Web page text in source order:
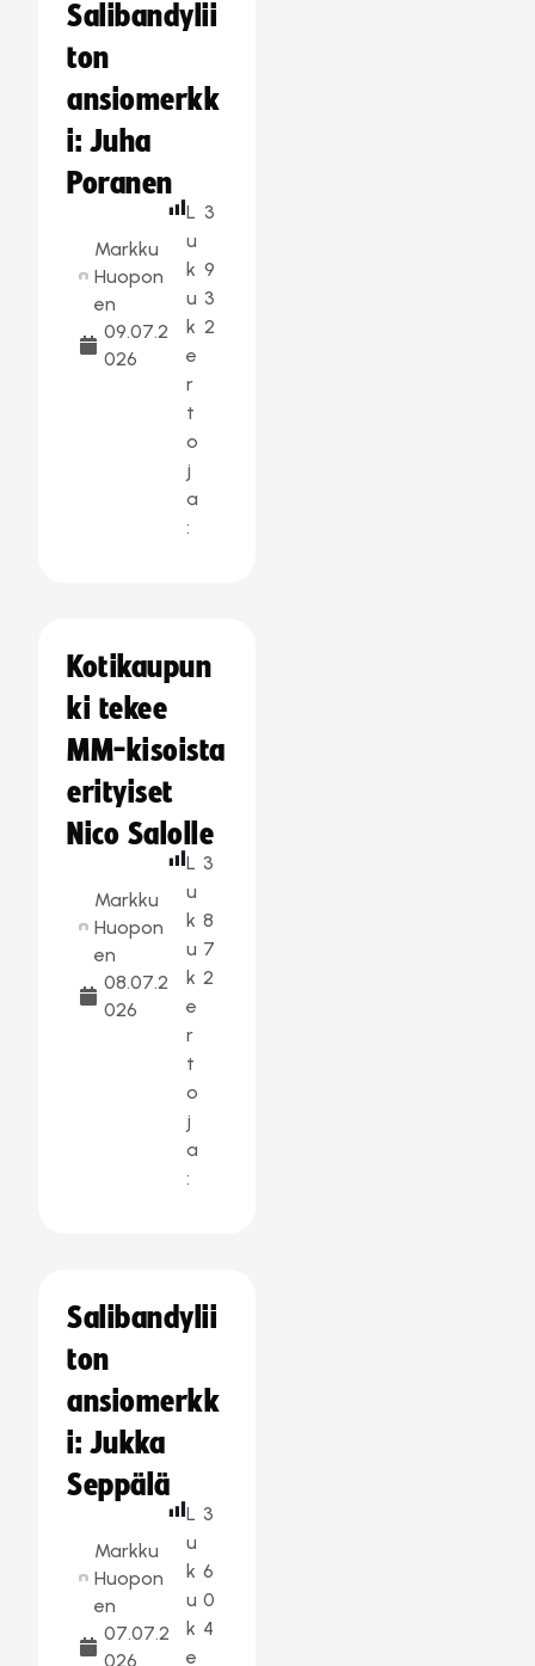
Salibandylii
ton
ansiomerkk
i: Juha
Poranen
Markku
Huopon
en
09.07.2
026
L
u
k
u
k
e
r
t
o
j
a
:
3
9
3
2
Kotikaupun
ki tekee
MM-kisoista
erityiset
Nico Salolle
Markku
Huopon
en
08.07.2
026
L
u
k
u
k
e
r
t
o
j
a
:
3
8
7
2
Salibandylii
ton
ansiomerkk
i: Jukka
Seppälä
Markku
Huopon
en
07.07.2
026
L
u
k
u
k
e
3
6
0
4